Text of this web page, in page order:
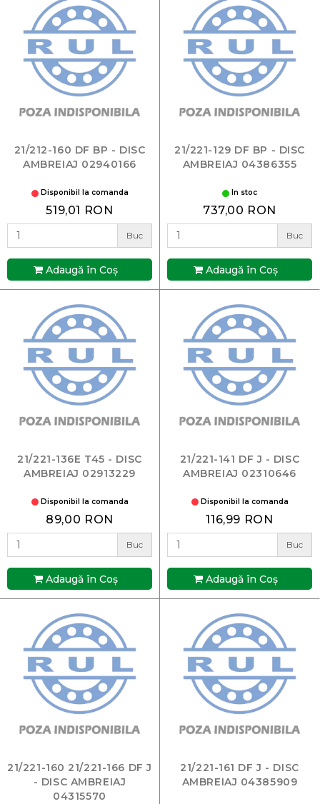
21/212-160 DF BP - DISC
AMBREIAJ 02940166
Disponibil la comanda
519,01 RON
Buc
Adaugă în Coş
21/221-129 DF BP - DISC
AMBREIAJ 04386355
In stoc
737,00 RON
Buc
Adaugă în Coş
21/221-136E T45 - DISC
AMBREIAJ 02913229
Disponibil la comanda
89,00 RON
Buc
Adaugă în Coş
21/221-141 DF J - DISC
AMBREIAJ 02310646
Disponibil la comanda
116,99 RON
Buc
Adaugă în Coş
21/221-160 21/221-166 DF J
- DISC AMBREIAJ
04315570
21/221-161 DF J - DISC
AMBREIAJ 04385909